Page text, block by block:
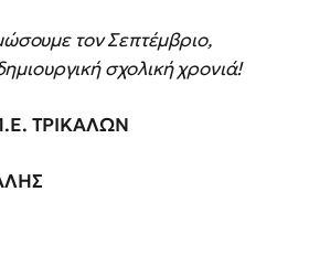
τον Σεπτέμβριο,
σχολική χρονιά!
ΤΡΙΚΑΛΩΝ